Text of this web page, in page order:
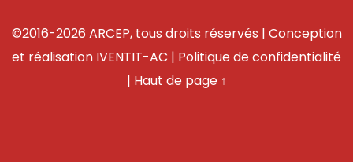
©2016-2026 ARCEP, tous droits réservés | Conception
et réalisation IVENTIT-AC | Politique de confidentialité
| Haut de page ↑